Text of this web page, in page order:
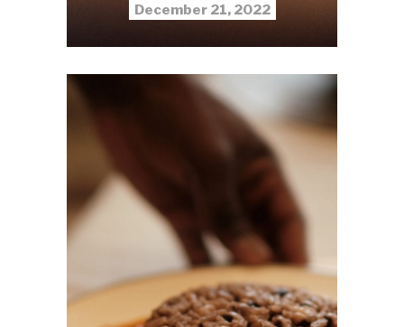
December 21, 2022